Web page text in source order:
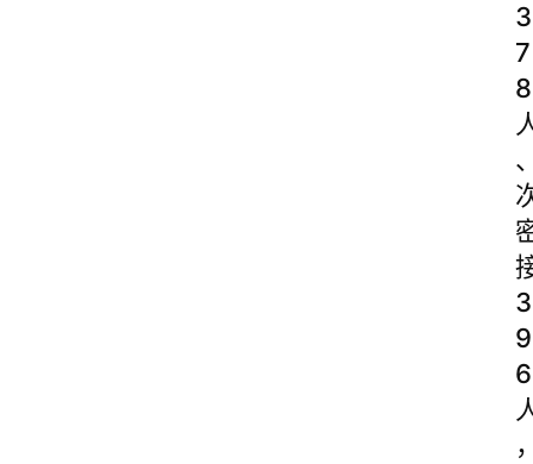
3
7
8
3
9
6